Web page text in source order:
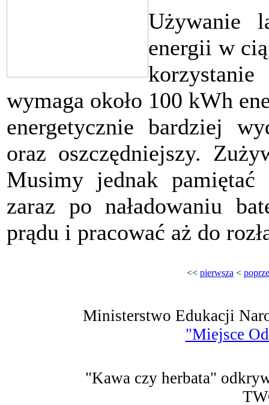
Używanie
energii w
wymaga około 100 kWh
energetycznie bardziej
oraz oszczędniejszy.
Musimy jednak pamiętać
zaraz po naładowaniu
prądu i pracować aż do
<< pierwsza <
Ministerstwo Edukacji
"Miejsce
"Kawa czy herbata"